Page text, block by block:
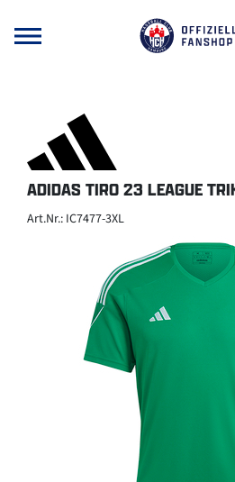
ADIDAS TIRO 23 LEAGUE
Art.Nr.: IC7477-3XL